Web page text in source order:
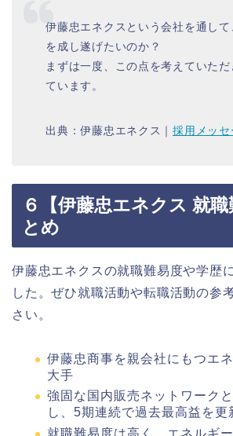
伊藤忠エネクスという会社を通し
を成し遂げたいのか？
まずは一度、この点を考えていただ
ています。
出典：伊藤忠エネクス｜採用メッセ
６【伊藤忠エネクス 就職
とめ
伊藤忠エネクスの就職難易度や学歴
した。ぜひ就職活動や転職活動の参
さい。
伊藤忠商事を親会社にもつエ
大手
強固な国内販売ネットワーク
し、5期連続で過去最高益を更
就職難易度は高く、エネルギ